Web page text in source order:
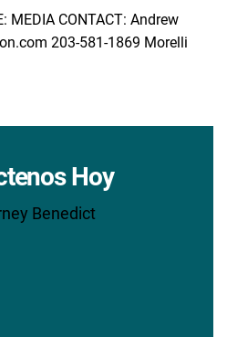
MEDIA CONTACT: Andrew
203-581-1869 Morelli
Hoy